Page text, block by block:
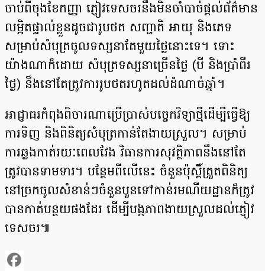
ចាប់ពីចុងខែកញ្ញា ភ្ញៀវទេសចរនឹងមិនចាំបាច់ផ្តល់ព័ត៌មាន
លម្អិតផ្ទាល់ខ្លួនដូចជារូបថត សញ្ជាតិ អាយុ និងភេទ
សម្រាប់សំបុត្រចូលទស្សនាតែមួយថ្ងៃនោះទេ។ ទោះ
យ៉ាងណាក៏ដោយ សំបុត្រទស្សនាច្រើនថ្ងៃ (បី និងប្រាំពីរ
ថ្ងៃ) នឹងនៅតែត្រូវការរូបថតរហូតដល់ដំណាច់ឆ្នាំ។
អាជ្ញាធរកំពុងពិចារណាប្រើប្រាស់បច្ចេកវិទ្យាថ្មីដើម្បីធ្វើឱ្យ
ការទិញ និងពិនិត្យសំបុត្រកាន់តែងាយស្រួល។ សម្រាប់
ការឆ្លងកាត់រយៈពេលវែង វិធានការសុវត្ថិភាពនឹងនៅតែ
ត្រូវបានទាមទារ។ បន្ថែមពីលើនេះ ចំនួនប៉ុស្តិ៍ត្រួតពិនិត្យ
នៅច្រកចូលសំខាន់ៗចំនួនបួនទៅកាន់រមណីយដ្ឋានក៏ត្រូវ
បានកាត់បន្ថយផងដែរ ដើម្បីបង្កភាពងាយស្រួលដល់ភ្ញៀវ
ទេសចរ៕